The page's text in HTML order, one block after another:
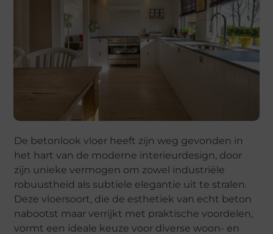
De betonlook vloer heeft zijn weg gevonden in
het hart van de moderne interieurdesign, door
zijn unieke vermogen om zowel industriële
robuustheid als subtiele elegantie uit te stralen.
Deze vloersoort, die de esthetiek van echt beton
nabootst maar verrijkt met praktische voordelen,
vormt een ideale keuze voor diverse woon- en